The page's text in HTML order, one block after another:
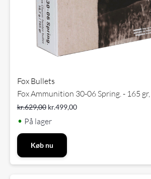
Fox Bullets
Fox Ammunition 30-06 Spring. - 165
kr.629,00 kr.499,00
• På lager
Køb nu